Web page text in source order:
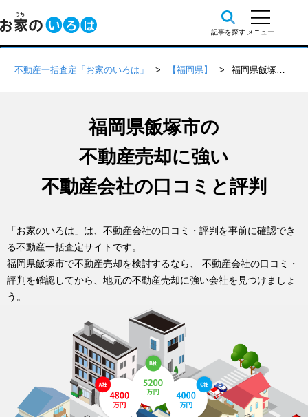
不動産一括査定「お家のいろは」 【福岡県】 福岡県飯塚市の不動産会社 口コミ・評判一覧
福岡県飯塚市の
不動産売却に強い
不動産会社の口コミと評判
「お家のいろは」は、不動産会社の口コミ・評判を事前に確認でき
る不動産一括査定サイトです。
福岡県飯塚市で不動産売却を検討するなら、 不動産会社の口コミ・
評判を確認してから、地元の不動産売却に強い会社を見つけましょ
う。